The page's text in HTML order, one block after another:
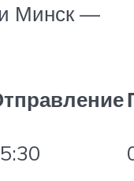
Минск —